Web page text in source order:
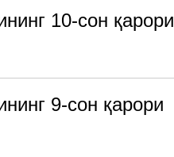
10-сон қарори
9-сон қарори